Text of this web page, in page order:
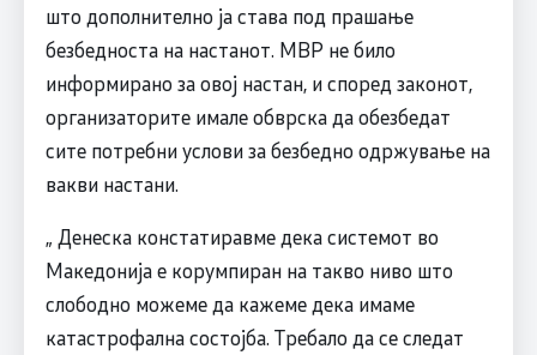
што дополнително ја става под прашање
безбедноста на настанот. МВР не било
информирано за овој настан, и според законот,
организаторите имале обврска да обезбедат
сите потребни услови за безбедно одржување на
вакви настани.
„ Денеска констатиравме дека системот во
Македонија е корумпиран на такво ниво што
слободно можеме да кажеме дека имаме
катастрофална состојба. Требало да се следат